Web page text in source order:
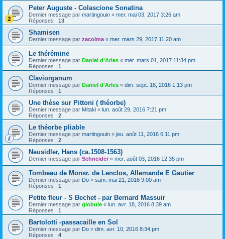
Peter Auguste - Colascione Sonatina
Dernier message par martingouin « mer. mai 03, 2017 3:26 am
Réponses : 13
Shamisen
Dernier message par zacolma « mer. mars 29, 2017 11:20 am
Le thérémine
Dernier message par Daniel d'Arles « mer. mars 01, 2017 11:34 pm
Réponses : 1
Claviorganum
Dernier message par Daniel d'Arles « dim. sept. 18, 2016 1:13 pm
Réponses : 1
Une thèse sur Pittoni ( théorbe)
Dernier message par Mitaki « lun. août 29, 2016 7:21 pm
Réponses : 2
Le théorbe pliable
Dernier message par martingouin « jeu. août 11, 2016 6:11 pm
Réponses : 2
Neusidler, Hans (ca.1508-1563)
Dernier message par Schneider « mer. août 03, 2016 12:35 pm
Tombeau de Monsr. de Lenclos, Allemande E Gautier
Dernier message par Do « sam. mai 21, 2016 9:00 am
Réponses : 1
Petite fleur - S Bechet - par Bernard Massuir
Dernier message par globule « lun. avr. 18, 2016 8:39 am
Réponses : 1
Bartolotti -passacaille en Sol
Dernier message par Do « dim. avr. 10, 2016 8:34 pm
Réponses : 4